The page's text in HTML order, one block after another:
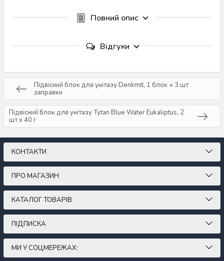
Повний опис
Відгуки
Підвісний блок для унітазу Denkmit, 1 блок + 3 шт
заправки
Підвісний блок для унітазу Tytan Blue Water Eukaliptus, 2
шт х 40 г
КОНТАКТИ
ПРО МАГАЗИН
КАТАЛОГ ТОВАРІВ
ПІДПИСКА
МИ У СОЦМЕРЕЖАХ: